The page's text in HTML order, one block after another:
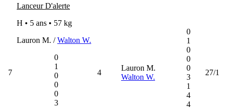
7
Lanceur D'alerte
H • 5 ans • 57 kg
Lauron M. /Walton W.
0
1
0
0
0
3
4
Lauron M.
Walton W.
0
1
0
0
0
3
1
4
4
27/1